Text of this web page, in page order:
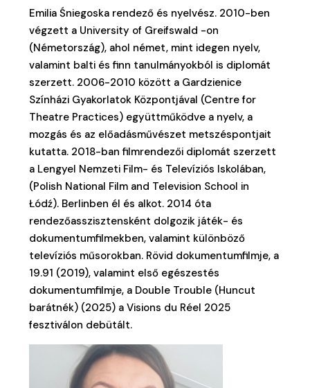
Emilia Śniegoska rendező és nyelvész. 2010-ben
végzett a University of Greifswald -on
(Németország), ahol német, mint idegen nyelv,
valamint balti és finn tanulmányokból is diplomát
szerzett. 2006-2010 között a Gardzienice
Színházi Gyakorlatok Központjával (Centre for
Theatre Practices) együttműködve a nyelv, a
mozgás és az előadásművészet metszéspontjait
kutatta. 2018-ban filmrendezői diplomát szerzett
a Lengyel Nemzeti Film- és Televíziós Iskolában,
(Polish National Film and Television School in
Łódź). Berlinben él és alkot. 2014 óta
rendezőasszisztensként dolgozik játék- és
dokumentumfilmekben, valamint különböző
televíziós műsorokban. Rövid dokumentumfilmje, a
19.91 (2019), valamint első egészestés
dokumentumfilmje, a Double Trouble (Huncut
barátnék) (2025) a Visions du Réel 2025
fesztiválon debütált.